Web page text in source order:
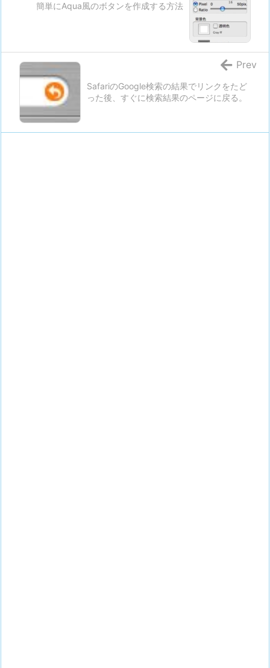
簡単にAqua風のボタンを作成する方法
SafariのGoogle検索の結果でリンクをたど
った後、すぐに検索結果のページに戻る。
Prev